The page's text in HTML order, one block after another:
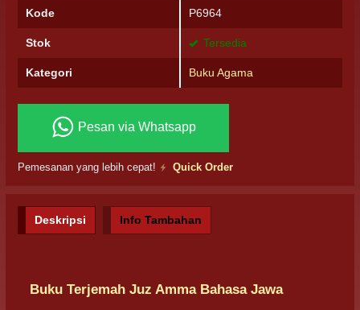
Kode P6964
Stok Tersedia
Kategori Buku Agama
Pesan via Whatsapp
Pemesanan yang lebih cepat! Quick Order
Deskripsi Info Tambahan
Buku Terjemah Juz Amma Bahasa Jawa